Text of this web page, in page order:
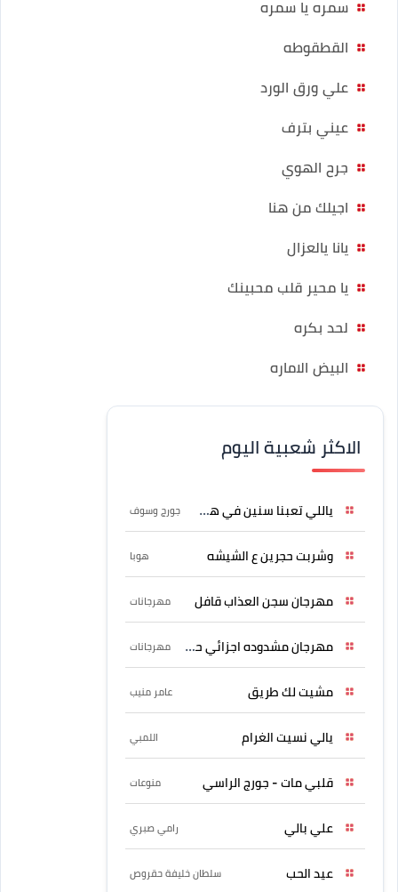
سمره يا سمره
القطقوطه
علي ورق الورد
عيني بترف
جرح الهوي
اجيلك من هنا
يانا يالعزال
يا محير قلب محبينك
لحد بكره
البيض الاماره
الاكثر شعبية اليوم
ياللي تعبنا سنين في هواه جورج وسوف
وشربت حجرين ع الشيشه هوبا
مهرجان سجن العذاب قافل مهرجانات
مهرجان مشدوده اجزائي حربونى مهرجانات
مشيت لك طريق عامر منيب
يالي نسيت الغرام اللمبي
قلبي مات - جورج الراسي منوعات
علي بالي رامي صبري
عيد الحب سلطان خليفة حقروص